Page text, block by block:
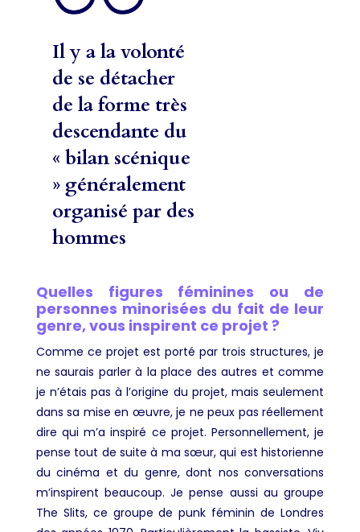
Il y a la volonté
de se détacher
de la forme très
descendante du
« bilan scénique
» généralement
organisé par des
hommes
Quelles figures féminines ou de
personnes minorisées du fait de leur
genre, vous inspirent ce projet ?
Comme ce projet est porté par trois structures, je
ne saurais parler à la place des autres et comme
je n’étais pas à l’origine du projet, mais seulement
dans sa mise en œuvre, je ne peux pas réellement
dire qui m’a inspiré ce projet. Personnellement, je
pense tout de suite à ma sœur, qui est historienne
du cinéma et du genre, dont nos conversations
m’inspirent beaucoup. Je pense aussi au groupe
The Slits, ce groupe de punk féminin de Londres